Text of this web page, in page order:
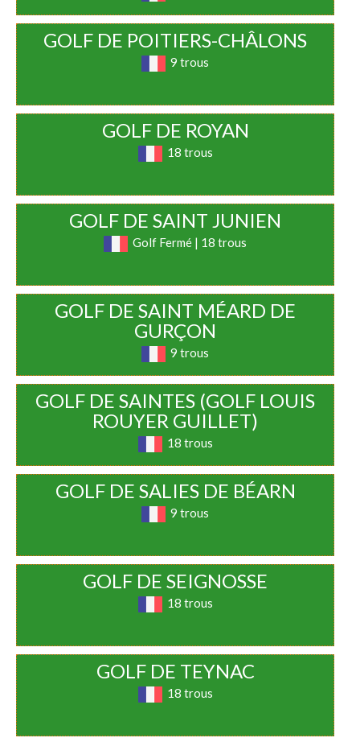
GOLF DE POITIERS-CHÂLONS
9 trous
GOLF DE ROYAN
18 trous
GOLF DE SAINT JUNIEN
Golf Fermé | 18 trous
GOLF DE SAINT MÉARD DE
GURÇON
9 trous
GOLF DE SAINTES (GOLF LOUIS
ROUYER GUILLET)
18 trous
GOLF DE SALIES DE BÉARN
9 trous
GOLF DE SEIGNOSSE
18 trous
GOLF DE TEYNAC
18 trous